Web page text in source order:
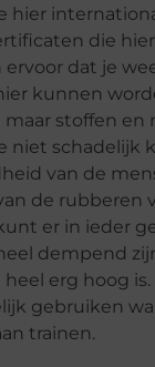
hier
die
ervoor dat je
kunnen
maar stoffen en
niet schadelijk
van de
de rubberen
er in ieder
dempend
erg hoog
gebruiken
trainen.